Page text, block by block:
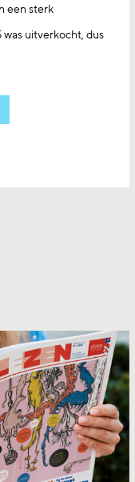
een sterk
uitverkocht, dus